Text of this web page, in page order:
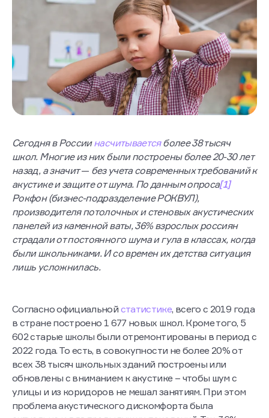
Сегодня в Россиинасчитываетсяболее 38 тысяч
школ. Многие из них были построены более 20-30 лет
назад, а значит—без учета современных требований к
акустике и защите от шума. По данным опроса
Рокфон (бизнес-подразделение РОКВУЛ),
производителя потолочных и стеновых акустических
панелей из каменной ваты, 36% взрослых россиян
страдали от постоянного шума и гула в классах, когда
были школьниками. И со времен их детства ситуация
Согласно официальной статистике, всего с 2019 года
в стране построено 1 677 новых школ. Кроме того, 5
602 старые школы были отремонтированы в период с
2022 года. То есть, в совокупности не более 20% от
всех 38 тысяч школьных зданий построены или
обновлены с вниманием к акустике – чтобы шум с
улицы и из коридоров не мешал занятиям. При этом